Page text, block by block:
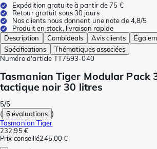
Expédition gratuite à partir de 75 €
Retour gratuit sous 30 jours
Nos clients nous donnent une note de 4,8/5
Produit en stock, livraison rapide
Description
Combideals Avis clients
Spécifications
Thématiques associées
Numéro d'article TT7593-040
Tasmanian Tiger Modular Pack
tactique noir 30 litres
5/5
( 6 évaluations )
Tasmanian Tiger
232,95 €
Prix conseillé245,00 €